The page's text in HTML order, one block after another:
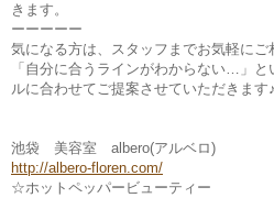
きます。
ーーーーー
気になる方は、スタッフまでお気軽にご
「自分に合うラインがわからない…」
ルに合わせてご提案させていただきます♪
池袋 美容室 albero(アルベロ)
http://albero-floren.com/
☆ホットペッパービューティー